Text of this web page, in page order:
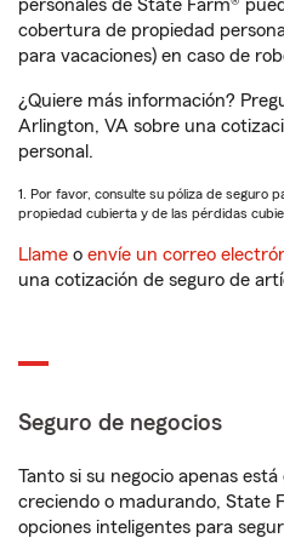
personales de State Farm®
cobertura de propiedad
para vacaciones) en caso de
¿Quiere más información?
Arlington, VA sobre una
personal.
1. Por favor, consulte su póliza de seguro
propiedad cubierta y de las pérdidas
Llame o envíe un correo
una cotización de seguro de
Seguro de negocios
Tanto si su negocio apenas
creciendo o madurando, State
opciones inteligentes para